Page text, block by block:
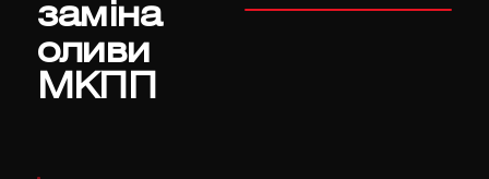
заміна
оливи
МКПП